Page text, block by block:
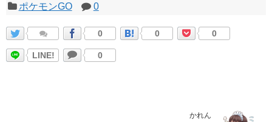
ポケモンGO 0
0 0 0
LINE! 0
かれん